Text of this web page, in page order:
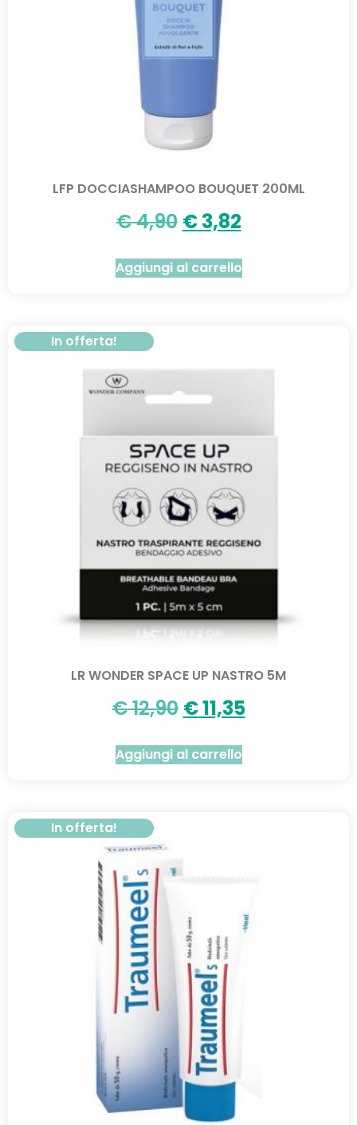
LFP DOCCIASHAMPOO BOUQUET 200ML
€4,90 €3,82
Aggiungi al carrello
In offerta!
LR WONDER SPACE UP NASTRO 5M
€12,90 €11,35
Aggiungi al carrello
In offerta!